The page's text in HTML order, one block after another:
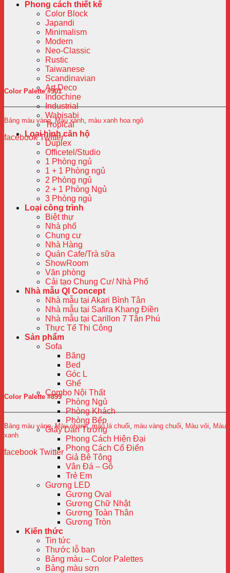
Phong cách thiết kế
Color Block
Japandi
Minimalism
Modern
Neo-Classic
Rustic
Taiwanese
Scandinavian
Art Deco
Indochine
Industrial
Wabisabi
Tropical
Loại hình căn hộ
Duplex
Officetel/Studio
1 Phòng ngủ
1 + 1 Phòng ngủ
2 Phòng ngủ
2 + 1 Phòng Ngủ
3 Phòng ngủ
Loại công trình
Biệt thự
Nhà phố
Chung cư
Nhà Hàng
Quán Cafe/Trà sữa
ShowRoom
Văn phòng
Cải tạo Chung Cư/ Nhà Phố
Nhà mẫu QI Concept
Nhà mẫu tại Akari Bình Tân
Nhà mẫu tại Safira Khang Điền
Nhà mẫu tại Carillon 7 Tân Phú
Thực Tế Thi Công
Sản phẩm
Sofa
Băng
Bed
Góc L
Ghế
Combo Nội Thất
Phòng Ngủ
Phòng Khách
Phòng Bếp
Giấy Dán Tường
Phong Cách Hiện Đại
Phong Cách Cổ Điển
Giả Bê Tông
Vân Đá – Gỗ
Trẻ Em
Gương LED
Gương Oval
Gương Chữ Nhật
Gương Toàn Thân
Gương Tròn
Kiến thức
Tin tức
Thước lỗ ban
Bảng màu – Color Palettes
Bảng màu sơn
Color Palette #901
Bảng màu vàng,Màu xanh màu xanh hoa ngô
facebook Twitter
Color Palette #899
Bảng màu vàng,Màu chanh,màu lá chuối, màu vàng chuối, Màu vôi, Màu
xanh
facebook Twitter